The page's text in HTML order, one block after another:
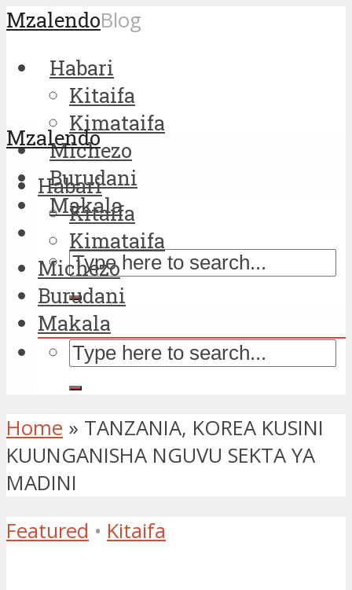
MzalendoBlog
Habari
Kitaifa
Kimataifa
Michezo
Burudani
Makala
Mzalendo
Habari
Kitaifa
Kimataifa
Michezo
Burudani
Makala
Home » TANZANIA, KOREA KUSINI
KUUNGANISHA NGUVU SEKTA YA
MADINI
Featured • Kitaifa